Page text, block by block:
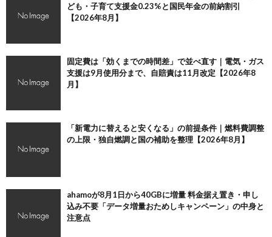
ども・子育て支援金0.23%と国民年金の前納割引
【2026年8月】
固定費は「効くまでの時間差」で並べ直す｜電気・ガス
支援は9月使用分まで、自賠責は11月改定【2026年8
月】
「新電力に替えると安くなる」の前提条件｜燃料費調整
の上限・独自燃調と国の補助を整理【2026年8月】
ahamoが8月1日から40GBに増量 料金据え置き・申し
込み不要「データ増量おためしキャンペーン」の中身と
注意点